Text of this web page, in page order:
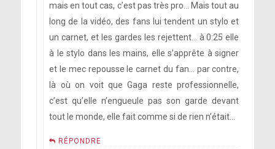
mais en tout cas, c’est pas très pro… Mais tout au
long de la vidéo, des fans lui tendent un stylo et
un carnet, et les gardes les rejettent… à 0:25 elle
à le stylo dans les mains, elle s’apprête à signer
et le mec repousse le carnet du fan… par contre,
là où on voit que Gaga reste professionnelle,
c’est qu’elle n’engueule pas son garde devant
tout le monde, elle fait comme si de rien n’était…
RÉPONDRE